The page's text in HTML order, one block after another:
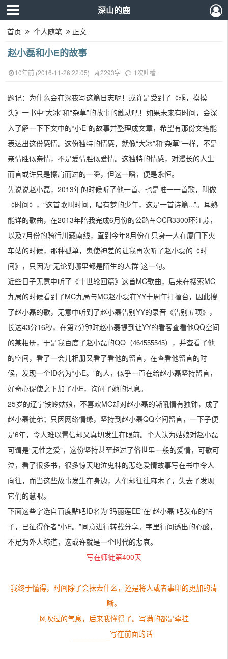
深山的鹿
首页 个人随笔 正文
赵小磊和小E的故事
10年前 (2016-11-26 22:05) 2293字 1次吐槽
题记：为什么会在深夜写这篇日志呢！或许是受到了《乖，摸摸
头》一书中“大冰”和“杂草”的故事的触动吧！如果未来有时间，会深
入了解一下下文中的“小E”的故事并整理成文章，希望有那份文笔能
表达出这份感情。这份独特的情感，就像“大冰”和“杂草”一样，不是
亲情胜似亲情，不是爱情胜似爱情。这独特的情感，对漫长的人生
而言或许只是擦肩而过的一瞬，但这一瞬，便是永恒。
先说说赵小磊，2013年的时候听了他一首、也是唯一一首歌，叫做
《时间》，“这首歌叫时间，唱有梦的少年，这是一首诗篇...”。耳熟
能详的歌曲，在2013年陪我完成6月份的公路车OCR3300环江苏，
以及7月份的骑行川藏南线，直到今年8月份在只身一人在厦门下火
车站的时候，那种孤单，鬼使神差的让我再次听了赵小磊的《时
间》，只因为“无论到哪里都是陌生的人群”这一句。
近些日子无意中听了《十世轮回篇》这首MC歌曲，后来在搜索MC
九局的时候看到了MC九局与MC赵小磊在YY十周年打擂台，因此搜
了赵小磊的歌，无意中听到了赵小磊告别YY的录音《告别五项》，
长达43分16秒，在第7分钟时赵小磊提到让YY的看客查看他QQ空间
的某相册，于是我百度了赵小磊的QQ（464555545），并查看了他
的空间，看了一会儿相册又看了看他的留言，在查看他留言的时
候，发现一个ID名为“小E。”的人，似乎一直在给赵小磊坚持留言，
好奇心促使之下加了小E，询问了她的讯息。
25岁的辽宁铁岭姑娘，不喜欢MC却对赵小磊的嘶吼情有独钟，成了
赵小磊徒弟；只因网络情缘，坚持到赵小磊QQ空间留言， 一下子便
是6年，令人难以置信却又真切发生在眼前。个人认为姑娘对赵小磊
可谓是“无性之爱”，这份坚持甚至超过了俗世里一般的爱情，可歌可
泣，看了很多书，很多惊天地泣鬼神的悲绝爱情故事写在书中令人
向往，而当这些故事发生在身边，人们却往往麻木了，失去了发现
它们的慧眼。
下面这些字选自百度贴吧ID名为"玛丽莲EE"在“赵小磊”吧发布的帖
子，已征得作者“小E。”同意进行转载分享。字里行间透出的心酸，
不足为外人称道，这或许就是一个时代的悲哀。
写在师徒第400天
我终于懂得，时间除了会抹去什么，还是将人或者事印的更加的清
晰。
风吹过的气息，后来我懂得了。写满的都是牵挂
_________写在前面的话